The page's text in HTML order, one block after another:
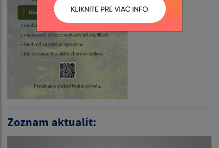
Zoznam aktualít: